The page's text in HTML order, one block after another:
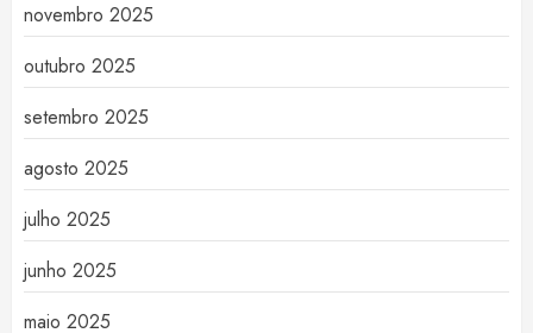
novembro 2025
outubro 2025
setembro 2025
agosto 2025
julho 2025
junho 2025
maio 2025